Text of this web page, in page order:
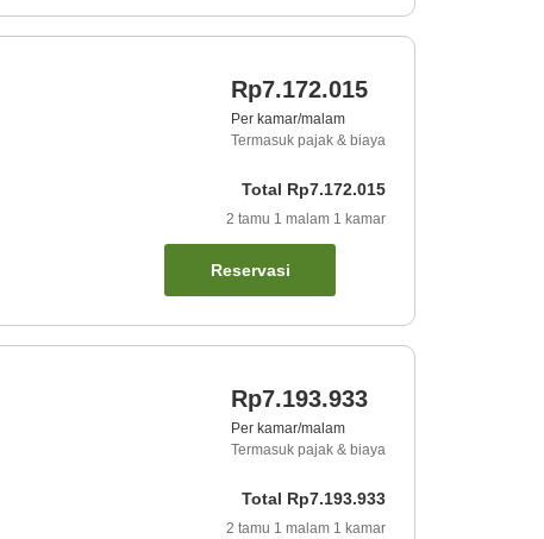
Rp7.172.015
Per kamar/malam
Termasuk pajak & biaya
Total Rp7.172.015
2 tamu 1 malam 1 kamar
Reservasi
Rp7.193.933
Per kamar/malam
Termasuk pajak & biaya
Total Rp7.193.933
2 tamu 1 malam 1 kamar